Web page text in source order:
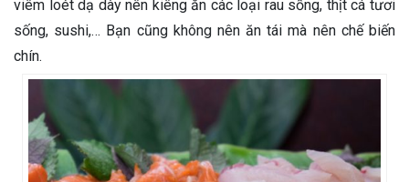
viêm loét dạ dày nên kiêng ăn các loại rau sống, thịt cá tươi
sống, sushi,… Bạn cũng không nên ăn tái mà nên chế biến
chín.